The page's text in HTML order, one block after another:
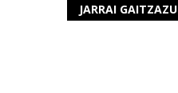
JARRAI GAITZAZU